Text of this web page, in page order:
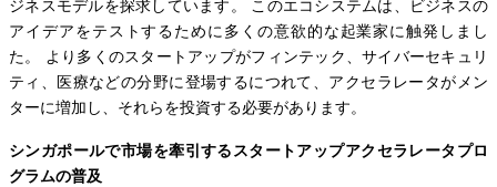
ジネスモデルを探求しています。 このエコシステムは、ビジネスの
アイデアをテストするために多くの意欲的な起業家に触発しまし
た。 より多くのスタートアップがフィンテック、サイバーセキュリ
ティ、医療などの分野に登場するにつれて、アクセラレータがメン
ターに増加し、それらを投資する必要があります。
シンガポールで市場を牽引するスタートアップアクセラレータプロ
グラムの普及